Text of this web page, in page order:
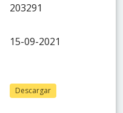
203291
15-09-2021
Descargar